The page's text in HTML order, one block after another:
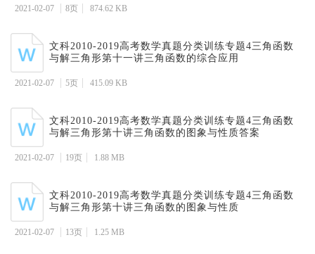
2021-02-07 8页 874.62 KB
文科2010-2019高考数学真题分类训练专题4三角函数
与解三角形第十一讲三角函数的综合应用
2021-02-07 5页 415.09 KB
文科2010-2019高考数学真题分类训练专题4三角函数
与解三角形第十讲三角函数的图象与性质答案
2021-02-07 19页 1.88 MB
文科2010-2019高考数学真题分类训练专题4三角函数
与解三角形第十讲三角函数的图象与性质
2021-02-07 13页 1.25 MB